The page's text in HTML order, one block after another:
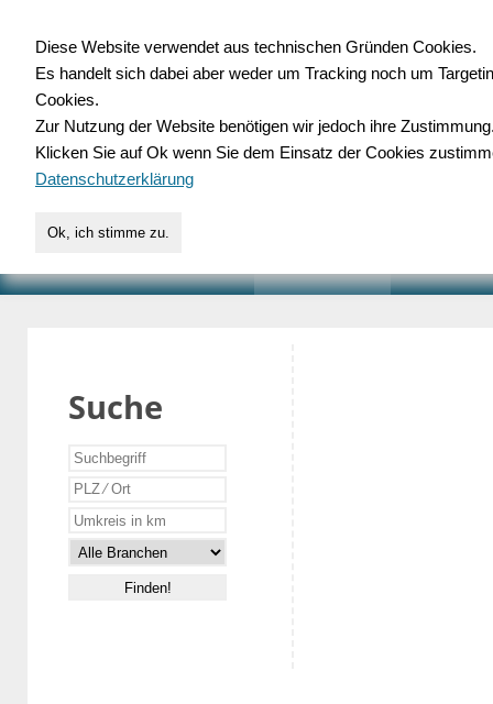
für Handwerk,
Suche
Diese Website verwendet aus technischen Gründen Cookies.
Es handelt sich dabei aber weder um Tracking noch um
Cookies.
Zur Nutzung der Website benötigen wir jedoch ihre
Klicken Sie auf Ok wenn Sie dem Einsatz der Cookies
Datenschutzerklärung
Ok, ich stimme zu.